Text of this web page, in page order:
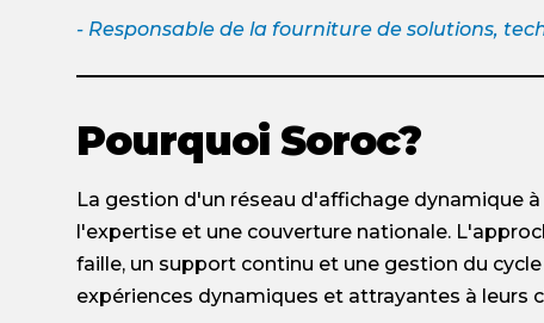
- Responsable de la fourniture de solutions,
Pourquoi Soroc?
La gestion d'un réseau d'affichage dynamique
l'expertise et une couverture nationale.
faille, un support continu et une gestion du
expériences dynamiques et attrayantes à leurs